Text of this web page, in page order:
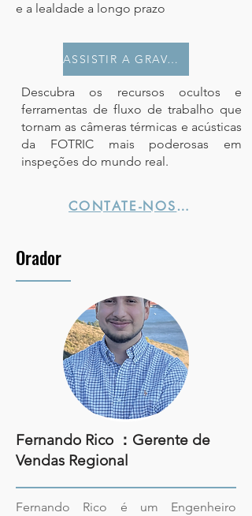
e a lealdade a longo prazo
ASSISTIR A GRAVAÇÃO
Descubra os recursos ocultos e
ferramentas de fluxo de trabalho que
tornam as câmeras térmicas e acústicas
da FOTRIC mais poderosas em
inspeções do mundo real.
CONTATE-NOS →
Orador
Fernando Rico ： Gerente de
Vendas Regional
Fernando Rico é um Engenheiro